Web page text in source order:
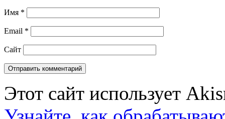
Имя *
Email *
Сайт
Этот сайт использует